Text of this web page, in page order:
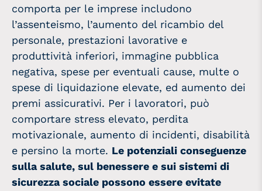
comporta per le imprese includono
l’assenteismo, l’aumento del ricambio del
personale, prestazioni lavorative e
produttività inferiori, immagine pubblica
negativa, spese per eventuali cause, multe o
spese di liquidazione elevate, ed aumento dei
premi assicurativi. Per i lavoratori, può
comportare stress elevato, perdita
motivazionale, aumento di incidenti, disabilità
e persino la morte. Le potenziali conseguenze
sulla salute, sul benessere e sui sistemi di
sicurezza sociale possono essere evitate